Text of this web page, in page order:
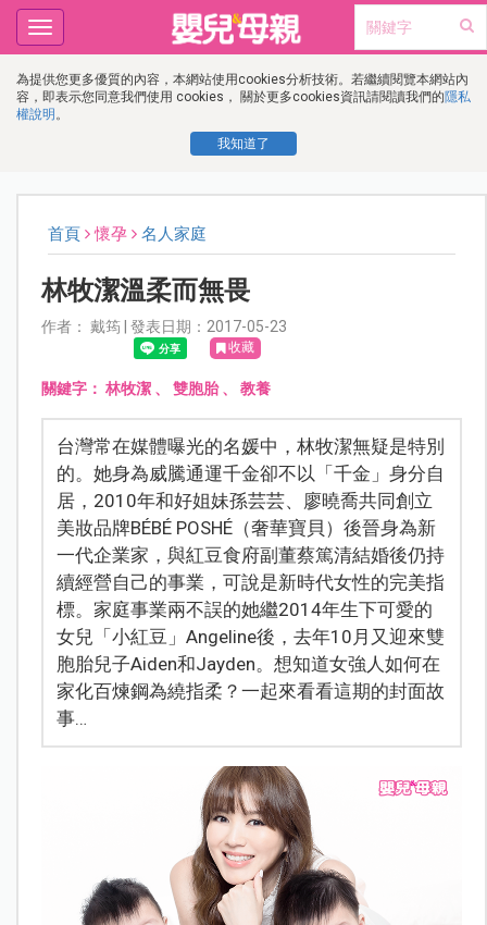
為提供您更多優質的內容，本網站使用cookies分析技術。若繼續閱覽本網站內
容，即表示您同意我們使用 cookies， 關於更多cookies資訊請閱讀我們的隱私
權說明 。
我知道了
Toggle
navigation
首頁 懷孕 名人家庭
林牧潔溫柔而無畏
作者： 戴筠 | 發表日期：2017-05-23
收藏
關鍵字： 林牧潔、 雙胞胎、 教養
台灣常在媒體曝光的名媛中，林牧潔無疑是特別
的。她身為威騰通運千金卻不以「千金」身分自
居，2010年和好姐妹孫芸芸、廖曉喬共同創立
美妝品牌BÉBÉ POSHÉ（奢華寶貝）後晉身為新
一代企業家，與紅豆食府副董蔡篤清結婚後仍持
續經營自己的事業，可說是新時代女性的完美指
標。家庭事業兩不誤的她繼2014年生下可愛的
女兒「小紅豆」Angeline後，去年10月又迎來雙
胞胎兒子Aiden和Jayden。想知道女強人如何在
家化百煉鋼為繞指柔？一起來看看這期的封面故
事…